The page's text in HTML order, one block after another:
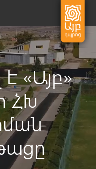
dropdown button
«Այբ»
ՀԽ